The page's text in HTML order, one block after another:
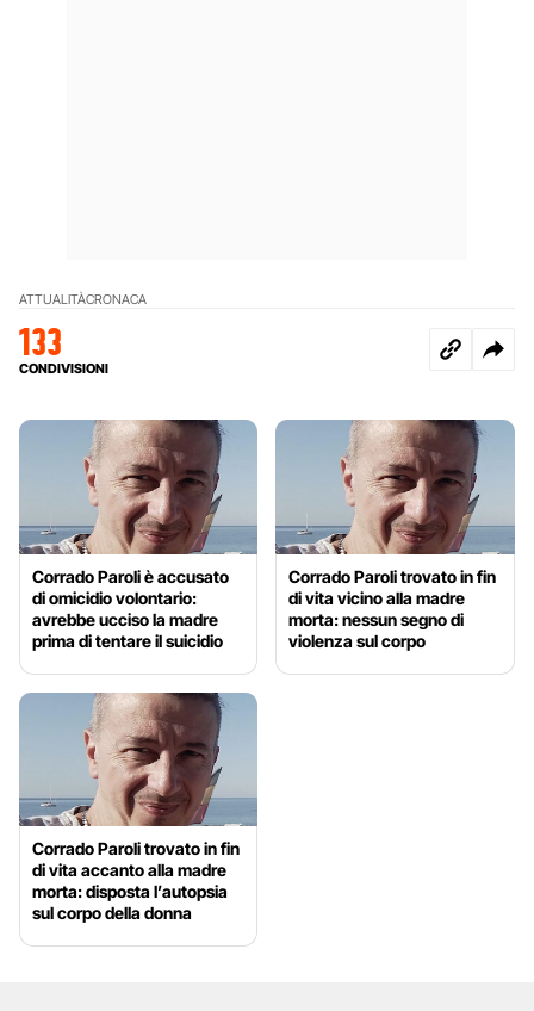
ATTUALITÀCRONACA
133
CONDIVISIONI
Corrado Paroli è accusato
di omicidio volontario:
avrebbe ucciso la madre
prima di tentare il suicidio
Corrado Paroli trovato in fin
di vita vicino alla madre
morta: nessun segno di
violenza sul corpo
Corrado Paroli trovato in fin
di vita accanto alla madre
morta: disposta l’autopsia
sul corpo della donna